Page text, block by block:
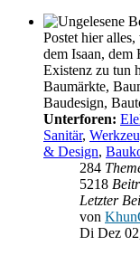
Postet hier
dem Isaan, dem
Existenz zu tun
Baumärkte,
Baudesign,
Unterforen:
Sanitär,
& Design,
284
5218
Letzter
von
Di Dez